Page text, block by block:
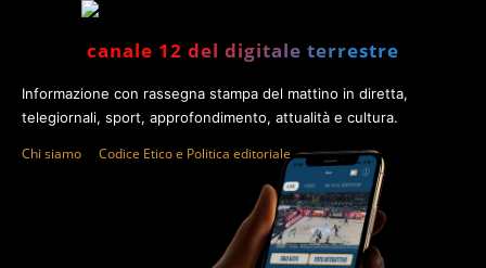
canale 12 del digitale terrestre
Informazione con rassegna stampa del mattino in diretta,
telegiornali, sport, approfondimento, attualità e cultura.
Chi siamo Codice Etico e Politica editoriale